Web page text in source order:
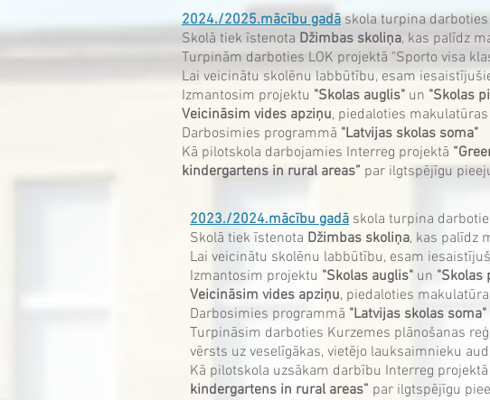
2024./2025.mācību gadāskola turpina
Skolā tiek īstenota Džimbas skoliņa, kas palīdz
Turpinām darboties LOK projektā "Sporto visa
Lai veicinātu skolēnu labbūtību, esam
Izmantosim projektu "Skolas auglis" un "Skolas
Veicināsim vides apziņu, piedaloties
Darbosimies programmā "Latvijas skolas soma"
Kā pilotskola darbojamies Interreg projektā
kindergartens in rural areas” par ilgtspējīgu
2023./2024.mācību gadā skola turpina
Skolā tiek īstenota Džimbas skoliņa, kas palīdz
Lai veicinātu skolēnu labbūtību, esam
Izmantosim projektu "Skolas auglis" un "Skolas
Veicināsim vides apziņu, piedaloties
Darbosimies programmā "Latvijas skolas soma"
Turpināsim darboties Kurzemes plānošanas
vērsts uz veselīgākas, vietējo lauksaimnieku
Kā pilotskola uzsākam darbību Interreg projektā
kindergartens in rural areas” par ilgtspējīgu